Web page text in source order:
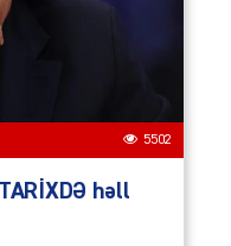
5502
həll